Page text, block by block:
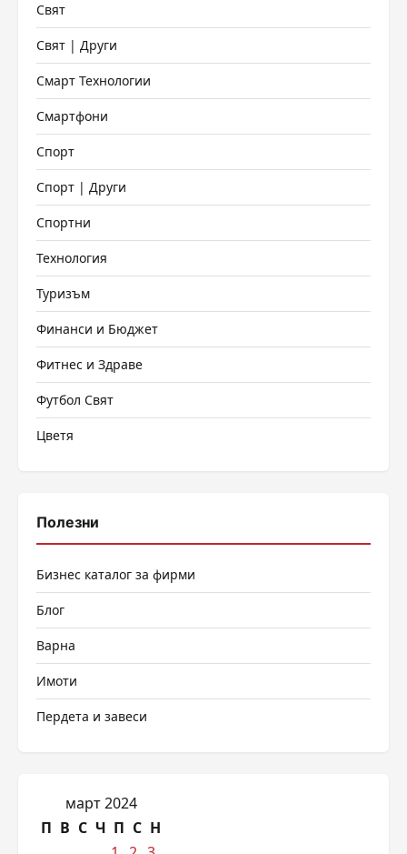
Свят
Свят | Други
Смарт Технологии
Смартфони
Спорт
Спорт | Други
Спортни
Технология
Туризъм
Финанси и Бюджет
Фитнес и Здраве
Футбол Свят
Цветя
Полезни
Бизнес каталог за фирми
Блог
Варна
Имоти
Пердета и завеси
март 2024
П В С Ч П С Н